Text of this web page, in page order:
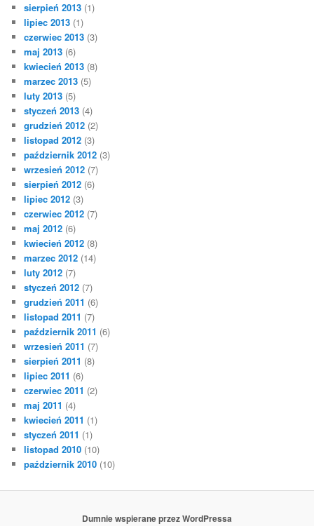
sierpień 2013 (1)
lipiec 2013 (1)
czerwiec 2013 (3)
maj 2013 (6)
kwiecień 2013 (8)
marzec 2013 (5)
luty 2013 (5)
styczeń 2013 (4)
grudzień 2012 (2)
listopad 2012 (3)
październik 2012 (3)
wrzesień 2012 (7)
sierpień 2012 (6)
lipiec 2012 (3)
czerwiec 2012 (7)
maj 2012 (6)
kwiecień 2012 (8)
marzec 2012 (14)
luty 2012 (7)
styczeń 2012 (7)
grudzień 2011 (6)
listopad 2011 (7)
październik 2011 (6)
wrzesień 2011 (7)
sierpień 2011 (8)
lipiec 2011 (6)
czerwiec 2011 (2)
maj 2011 (4)
kwiecień 2011 (1)
styczeń 2011 (1)
listopad 2010 (10)
październik 2010 (10)
Dumnie wspierane przez WordPressa